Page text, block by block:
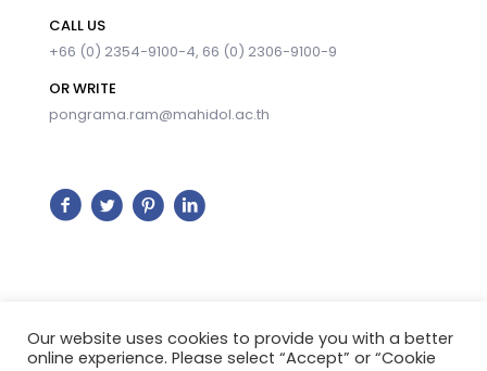
CALL US
+66 (0) 2354-9100-4, 66 (0) 2306-9100-9
OR WRITE
pongrama.ram@mahidol.ac.th
Our website uses cookies to provide you with a better
online experience. Please select “Accept” or “Cookie